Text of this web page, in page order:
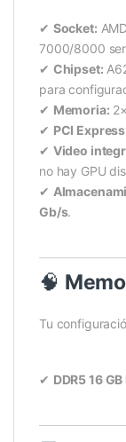
✔ Socket:
7000/8000
✔ Chipset:
para
✔ Memoria:
✔ PCI
✔ Video
no hay GPU
✔
Gb/s.
🧠
Tu
✔ DDR5 16